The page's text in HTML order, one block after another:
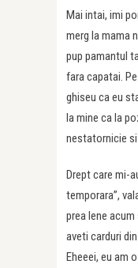
Mai intai, imi
merg la mama
pup pamantul
fara capatai.
ghiseu ca eu
la mine ca la
nestatornicie
Drept care mi-
temporara”,
prea lene
aveti carduri
Eheeei, eu am